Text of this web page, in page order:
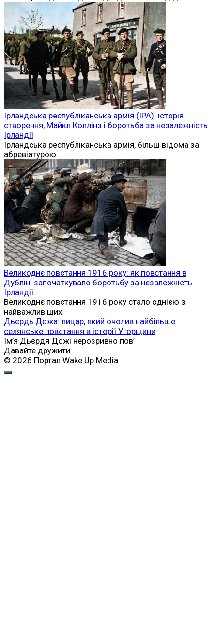
Історія
Повстання Дожі (1514): найбільше селянське
повстання середньовічної Угорщини та його наслідки
Повстання Дожі 1514 року стало одним із
наймасштабніших
0
Вам може
сподобатися
Англо-ірландський договір 1921 року: як угода між
Великою Британією та Ірландією змінила історію
острова
Англо-ірландський договір, підписаний 6 грудня 1921